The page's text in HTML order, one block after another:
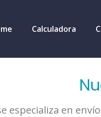
Calculadora
especializa en